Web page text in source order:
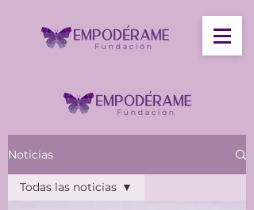
Noticias
Todas las noticias